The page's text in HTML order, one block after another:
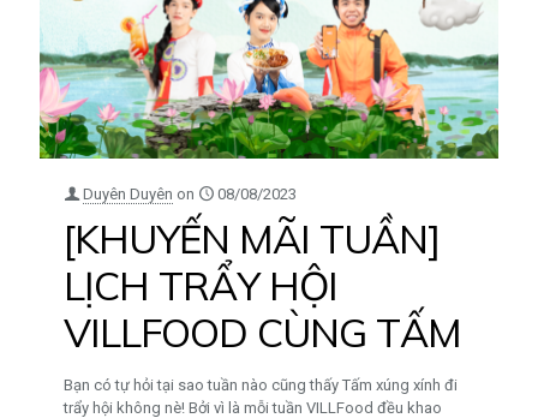
Duyên Duyên on 08/08/2023
[KHUYẾN MÃI TUẦN]
LỊCH TRẨY HỘI
VILLFOOD CÙNG TẤM
Bạn có tự hỏi tại sao tuần nào cũng thấy Tấm xúng xính đi
trẩy hội không nè! Bởi vì là mỗi tuần VILLFood đều khao